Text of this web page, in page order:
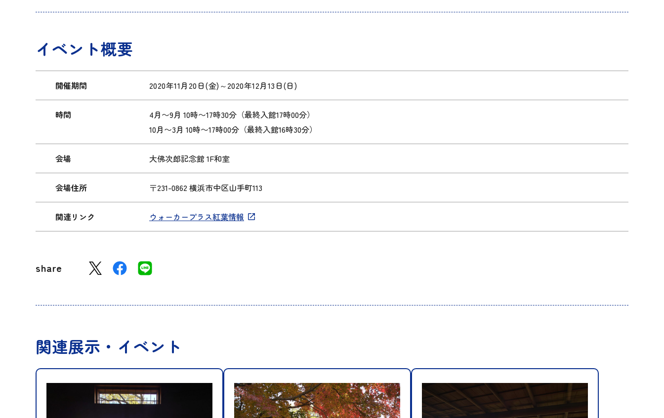
イベント概要
開催期間 2020年11月20日(金) ～2020年12月13日(日)
時間
4月〜9月 10時〜17時30分（最終入館17時00分）
10月〜3月 10時〜17時00分（最終入館16時30分）
会場 大佛次郎記念館 1F和室
会場住所 〒231-0862 横浜市中区山手町113
関連リンク ウォーカープラス紅葉情報
share
関連展示・イベント